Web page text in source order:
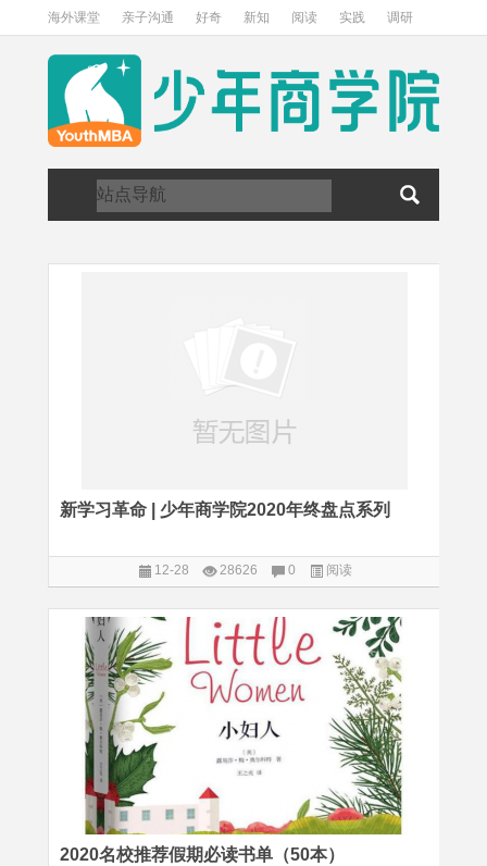
海外课堂 亲子沟通 好奇 新知 阅读 实践 调研
访谈 关于我们
新学习革命 | 少年商学院2020年终盘点系列
12-28 28626 0 阅读
2020名校推荐假期必读书单（50本）